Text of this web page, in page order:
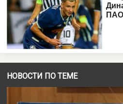
НОВОСТИ ПО ТЕМЕ